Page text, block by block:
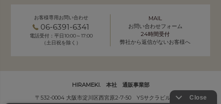
お客様専用お問い合わせ
06-6391-6341
電話受付：平日10:00～17:00
（土日祝を除く）
MAIL
お問い合わせフォーム
24時間受付
弊社から返信がないお客様へ
HIRAMEKI. 本社 通販事業部
〒532-0004 大阪市淀川区西宮原2-7-50 YSサクラビル B1F